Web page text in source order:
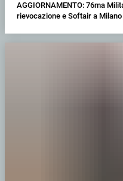
AGGIORNAMENTO: 76ma
rievocazione e Softair a